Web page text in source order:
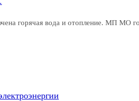
горячая вода и отопление. МП МО